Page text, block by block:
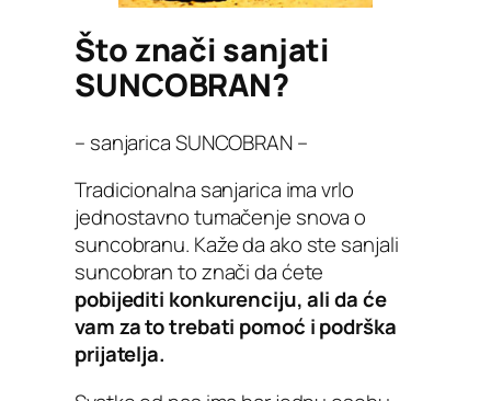
Što znači sanjati
SUNCOBRAN?
– sanjarica SUNCOBRAN –
Tradicionalna sanjarica ima vrlo
jednostavno tumačenje snova o
suncobranu. Kaže da ako ste sanjali
suncobran to znači da ćete
pobijediti konkurenciju, ali da će
vam za to trebati pomoć i podrška
prijatelja.